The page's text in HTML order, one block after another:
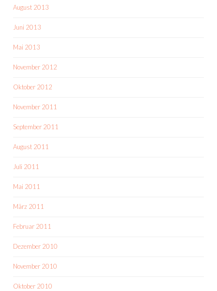
August 2013
Juni 2013
Mai 2013
November 2012
Oktober 2012
November 2011
September 2011
August 2011
Juli 2011
Mai 2011
März 2011
Februar 2011
Dezember 2010
November 2010
Oktober 2010